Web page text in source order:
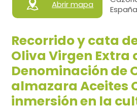
Abrir mapa
España
Recorrido y cata
Oliva Virgen Extra
Denominación de
almazara Aceites
inmersión en la